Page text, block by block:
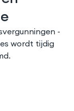
-
wordt tijdig